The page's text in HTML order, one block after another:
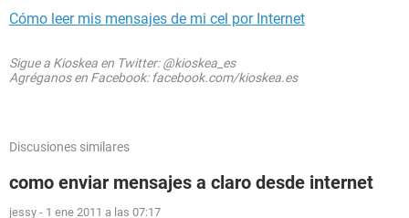
Cómo leer mis mensajes de mi cel por Internet
Sigue a Kioskea en Twitter: @kioskea_es
Agréganos en Facebook: facebook.com/kioskea.es
Discusiones similares
como enviar mensajes a claro desde internet
jessy - 1 ene 2011 a las 07:17